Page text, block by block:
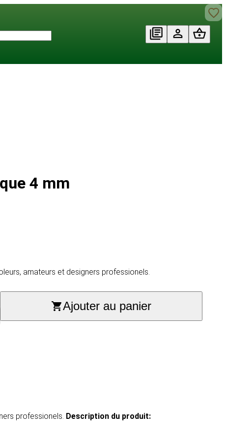
4 mm
amateurs et designers professionels.
Ajouter au panier
professionels. Description du produit​: